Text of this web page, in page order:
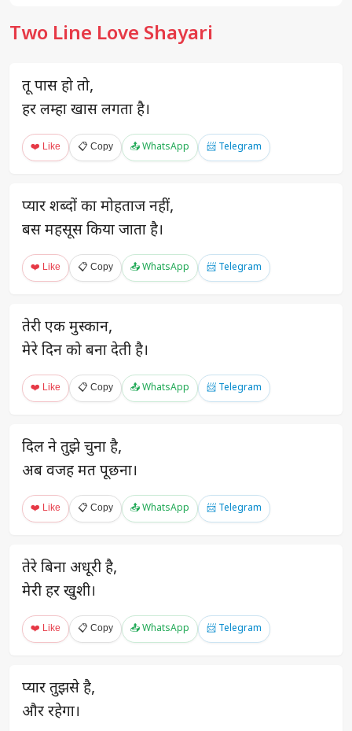
Two Line Love Shayari
तू पास हो तो,
हर लम्हा खास लगता है।
❤️ Like 📋 Copy 📤 WhatsApp 📨 Telegram
प्यार शब्दों का मोहताज नहीं,
बस महसूस किया जाता है।
❤️ Like 📋 Copy 📤 WhatsApp 📨 Telegram
तेरी एक मुस्कान,
मेरे दिन को बना देती है।
❤️ Like 📋 Copy 📤 WhatsApp 📨 Telegram
दिल ने तुझे चुना है,
अब वजह मत पूछना।
❤️ Like 📋 Copy 📤 WhatsApp 📨 Telegram
तेरे बिना अधूरी है,
मेरी हर खुशी।
❤️ Like 📋 Copy 📤 WhatsApp 📨 Telegram
प्यार तुझसे है,
और रहेगा।